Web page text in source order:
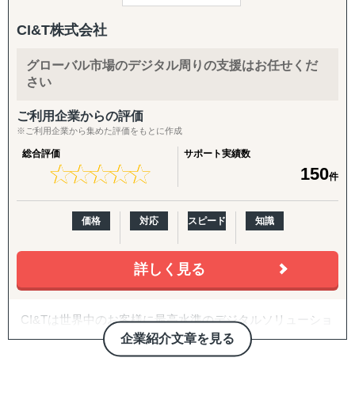
最近では、東京の法律事務所において、社内ナレッジを生
成AIで活用するQAチャットボットを構築し、属人化・教育
向けには、Strapi＋Next.js＋GraphQLを用いた多言語・多
通貨対応のCMSを開発し、海外展開対応を可能にしまし
ジュール自動作成アプリを開発し、営業活動のDX化を支
援。加えて、旅行業界のクライアント向けには、旅行ポイ
ント管理・予約システムを12ヶ月で構築し、リリース3ヶ
月で1万ユーザーを突破しました。
Novaienceでは、React、Next.js、.NET、LangChain、
PostgreSQL、AWSなど多様な技術スタックに対応可能
す。
CI&T株式会社
グローバル市場のデジタル周りの支援はお任せくだ
さい
ご利用企業からの評価
※ご利用企業から集めた評価をもとに作成
総合評価
★★★★★
★★★★★
サポート実績数
150件
価格 対応 スピード 知識
詳しく見る
企業紹介文章を見る
CI&Tは世界中のお客様に最高水準のデジタルソリューショ
ンを提供し、お客様のビジネスを加速させてきました。最
新テクノロジーを駆使し、カスタマイズされたデジタルソ